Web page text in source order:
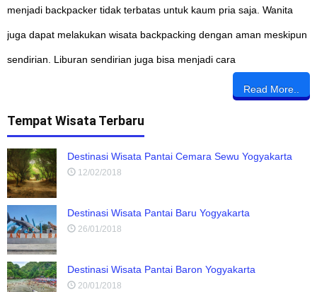
menjadi backpacker tidak terbatas untuk kaum pria saja. Wanita
juga dapat melakukan wisata backpacking dengan aman meskipun
sendirian. Liburan sendirian juga bisa menjadi cara
Read More..
Tempat Wisata Terbaru
Destinasi Wisata Pantai Cemara Sewu Yogyakarta
12/02/2018
Destinasi Wisata Pantai Baru Yogyakarta
26/01/2018
Destinasi Wisata Pantai Baron Yogyakarta
20/01/2018